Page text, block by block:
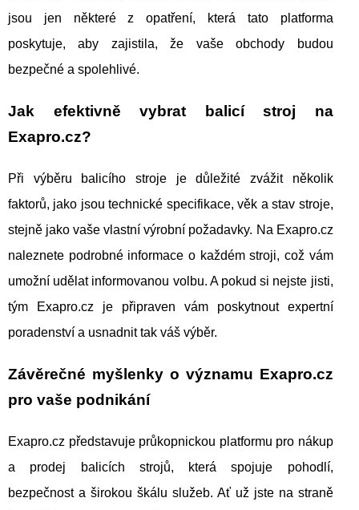
jsou jen některé z opatření, která tato platforma
poskytuje, aby zajistila, že vaše obchody budou
bezpečné a spolehlivé.
Jak efektivně vybrat balicí stroj na
Exapro.cz?
Při výběru balicího stroje je důležité zvážit několik
faktorů, jako jsou technické specifikace, věk a stav stroje,
stejně jako vaše vlastní výrobní požadavky. Na Exapro.cz
naleznete podrobné informace o každém stroji, což vám
umožní udělat informovanou volbu. A pokud si nejste jisti,
tým Exapro.cz je připraven vám poskytnout expertní
poradenství a usnadnit tak váš výběr.
Závěrečné myšlenky o významu Exapro.cz
pro vaše podnikání
Exapro.cz představuje průkopnickou platformu pro nákup
a prodej balicích strojů, která spojuje pohodlí,
bezpečnost a širokou škálu služeb. Ať už jste na straně